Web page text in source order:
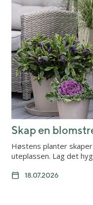
Skap en
Høstens planter
uteplassen. Lag det
18.07.2026